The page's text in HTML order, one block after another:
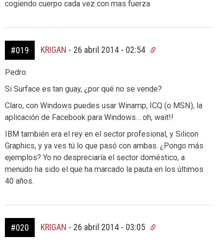
cogiendo cuerpo cada vez con mas fuerza.
#019 KRIGAN - 26 abril 2014 - 02:54
Pedro:
Si Surface es tan guay, ¿por qué no se vende?
Claro, con Windows puedes usar Winamp, ICQ (o MSN), la
aplicación de Facebook para Windows… oh, wait!!
IBM también era el rey en el sector profesional, y Silicon
Graphics, y ya ves tú lo que pasó con ambas. ¿Pongo más
ejemplos? Yo no despreciaría el sector doméstico, a
menudo ha sido el que ha marcado la pauta en los últimos
40 años.
#020 KRIGAN - 26 abril 2014 - 03:05